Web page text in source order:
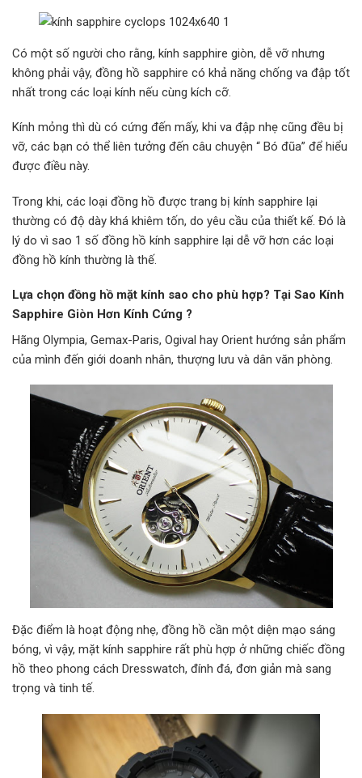
Có một số người cho rằng, kính sapphire giòn, dễ vỡ nhưng
không phải vậy, đồng hồ sapphire có khả năng chống va đập tốt
nhất trong các loại kính nếu cùng kích cỡ.
Kính mỏng thì dù có cứng đến mấy, khi va đập nhẹ cũng đều bị
vỡ, các bạn có thể liên tưởng đến câu chuyện “ Bó đũa” để hiểu
được điều này.
Trong khi, các loại đồng hồ được trang bị kính sapphire lại
thường có độ dày khá khiêm tốn, do yêu cầu của thiết kế. Đó là
lý do vì sao 1 số đồng hồ kính sapphire lại dễ vỡ hơn các loại
đồng hồ kính thường là thế.
Lựa chọn đồng hồ mặt kính sao cho phù hợp? Tại Sao Kính
Sapphire Giòn Hơn Kính Cứng ?
Hãng Olympia, Gemax-Paris, Ogival hay Orient hướng sản phẩm
của mình đến giới doanh nhân, thượng lưu và dân văn phòng.
Đặc điểm là hoạt động nhẹ, đồng hồ cần một diện mạo sáng
bóng, vì vậy, mặt kính sapphire rất phù hợp ở những chiếc đồng
hồ theo phong cách Dresswatch, đính đá, đơn giản mà sang
trọng và tinh tế.